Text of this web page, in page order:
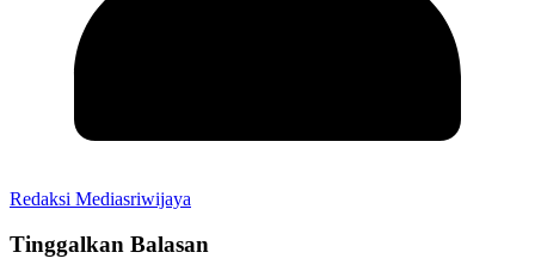
Redaksi Mediasriwijaya
Tinggalkan Balasan